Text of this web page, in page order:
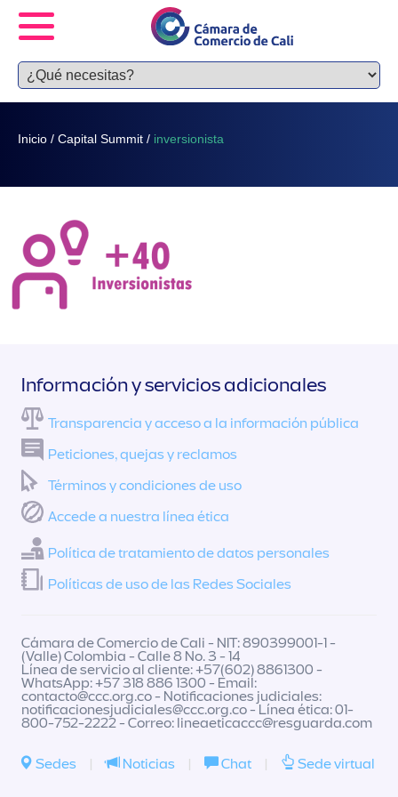
Inicio / Capital Summit / inversionista
Información y servicios adicionales
Transparencia y acceso a la información pública
Peticiones, quejas y reclamos
Términos y condiciones de uso
Accede a nuestra línea ética
Política de tratamiento de datos personales
Políticas de uso de las Redes Sociales
Cámara de Comercio de Cali - NIT: 890399001-1 -
(Valle) Colombia - Calle 8 No. 3 - 14
Línea de servicio al cliente: +57(602) 8861300 -
WhatsApp: +57 318 886 1300 - Email:
contacto@ccc.org.co- Notificaciones judiciales:
notificacionesjudiciales@ccc.org.co- Línea ética: 01-
800-752-2222 - Correo: lineaeticaccc@resguarda.com
Sedes | Noticias | Chat | Sede virtual